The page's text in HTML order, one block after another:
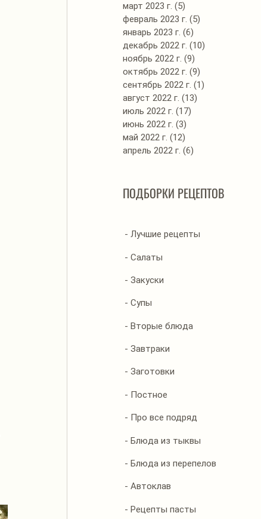
март 2023 г. (5)
февраль 2023 г. (5)
январь 2023 г. (6)
декабрь 2022 г. (10)
ноябрь 2022 г. (9)
октябрь 2022 г. (9)
сентябрь 2022 г. (1)
август 2022 г. (13)
июль 2022 г. (17)
июнь 2022 г. (3)
май 2022 г. (12)
апрель 2022 г. (6)
ПОДБОРКИ РЕЦЕПТОВ
- Лучшие рецепты
- Салаты
- Закуски
- Супы
- Вторые блюда
- Завтраки
- Заготовки
- Постное
- Про все подряд
- Блюда из тыквы
- Блюда из перепелов
- Автоклав
- Рецепты пасты